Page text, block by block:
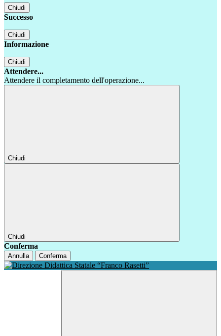
Chiudi
Successo
Chiudi
Informazione
Chiudi
Attendere...
Attendere il completamento dell'operazione...
Chiudi
Chiudi
Conferma
Annulla Conferma